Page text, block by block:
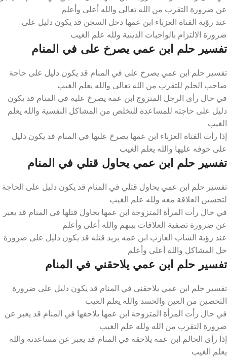
عن ضرورة التقرب من الله تعالى والله أعلى وأعلم
عند رؤية الفتاة العزباء ابن عمها دخل السجن قد يكون دليل على
ضرورة الالتزام بالواجبات الدينية ولله علم الغيب
تفسير حلم ابن عمي يصرخ على في المنام
تفسير حلم ابن عمي يصرخ على في المنام قد يكون دليل على حاجة
صاحب الحلم للتقرب من الله تعالى والله يعلم الغيب
في حال رأى الرجل المتزوج ابن عمه يصرخ عليه في المنام قد يكون
دليل على حاجته للمساعدة للتخلص من المشاكل النفسية والله يعلم
الغيب
إذا رأت الفتاة العزباء ابن عمها يصرخ عليها في المنام قد يكون دليل
على خوفه عليها والله يعلم الغيب
تفسير حلم ابن عمي يحاول قتلي في المنام
تفسير حلم ابن عمي يحاول قتلي في المنام قد يكون دليل على الحاجة
لتحسين العلاقة معه ولله علم الغيب
في حال رأت المرأة المتزوجة ابن عمها يحاول قتلها في المنام قد يعبر
عن ضرورة تصفية العلاقات بينهم والله أعلى وأعلم
عند رؤية الشاب العازب ابن عمه يريد قتله قد يكون دليل على ضرورة
حل المشاكل والله أعلى وأعلم
تفسير حلم ابن عمي يلاحقني في المنام
تفسير حلم ابن عمي يلاحقني في المنام قد يكون دليل على ضرورة
التحصين من العين والحسد والله يعلم الغيب
في حال رأت المرأة المتزوجة ابن عمها يلاحقها في المنام قد يعبر عن
ضرورة التقرب من الله ولله علم الغيب
إذا رأى الحالم ابن عمه يلاحقه في المنام قد يعبر عن مساعدته والله
يعلم الغيب